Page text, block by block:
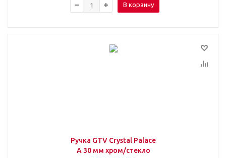
В корзину
Ручка GTV Crystal Palace
A 30 мм хром/стекло